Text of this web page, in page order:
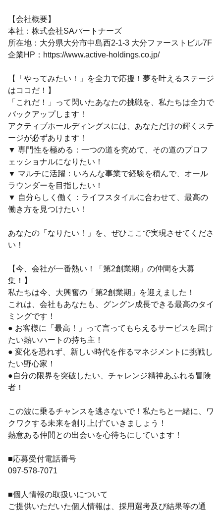
【会社概要】
本社：株式会社SAパートナーズ
所在地：大分県大分市中島西2-1-3 大分ファーストビル7F
企業HP：https://www.active-holdings.co.jp/
【「やってみたい！」を全力で応援！夢を叶えるステージ
はココだ！】
「これだ！」って閃いたあなたの挑戦を、私たちは全力で
バックアップします！
アクティブホールディングスには、あなただけの輝くステ
ージが必ずあります！
▼ 専門性を極める：一つの道を究めて、その道のプロフ
ェッショナルになりたい！
▼ マルチに活躍：いろんな事業で経験を積んで、オール
ラウンダーを目指したい！
▼ 自分らしく働く：ライフスタイルに合わせて、最高の
働き方を見つけたい！
あなたの「なりたい！」を、ぜひここで実現させてくださ
い！
【今、会社が一番熱い！「第2創業期」の仲間を大募
集！】
私たちは今、大興奮の「第2創業期」を迎えました！
これは、会社もあなたも、グングン成長できる最高のタイ
ミングです！
● お客様に「最高！」って言ってもらえるサービスを届け
たい熱いハートの持ち主！
● 変化を恐れず、新しい時代を作るマネジメントに挑戦し
たい野心家！
●自分の限界を突破したい、チャレンジ精神あふれる冒険
者！
この波に乗るチャンスを逃さないで！私たちと一緒に、ワ
クワクする未来を創り上げていきましょう！
熱意ある仲間との出会いを心待ちにしています！
■応募受付電話番号
097-578-7071
■個人情報の取扱いについて
ご提供いただいた個人情報は、採用選考及び結果等の通